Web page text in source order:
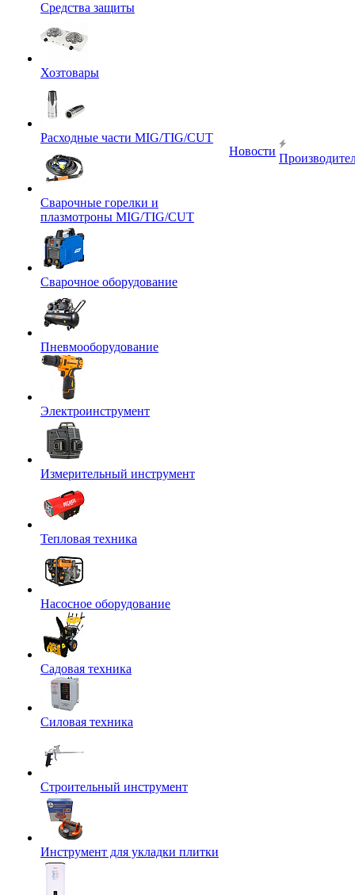
Средства защиты
Хозтовары
Расходные части MIG/TIG/CUT
Сварочные горелки и
плазмотроны MIG/TIG/CUT
Сварочное оборудование
Пневмооборудование
Электроинструмент
Измерительный инструмент
Тепловая техника
Насосное оборудование
Садовая техника
Силовая техника
Строительный инструмент
Инструмент для укладки плитки
Новости